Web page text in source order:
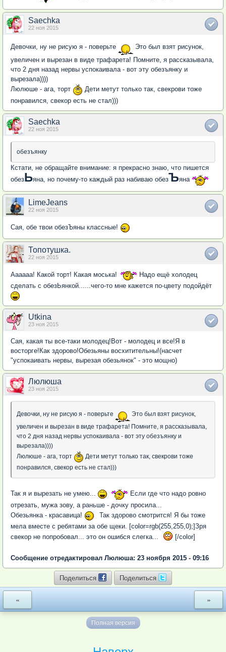
Saechka
22 ноя 2015
Девочки, ну не рисую я - поверьте
Это был взят рисунок,
увеличен и вырезан в виде трафарета! Помните, я рассказывала,
что 2 дня назад нервы успокаивала - вот эту обезъянку и
вырезала))))
Люлюше - ага, торт
Дети метут только так, свекрови тоже
понравился, свекор есть не стал)))
Saechka
22 ноя 2015
обезъянку
Кстати, не обращайте внимание: я прекрасно знаю, что пишется
обезЬяна, но почему-то каждый раз набиваю обезЪяна
LimeJeans
22 ноя 2015
Сая, обе твои обезЪяны классные!
Топотушка.
22 ноя 2015
Аааааа! Какой торт! Какая моська!
Надо ещё холодец
сделать с обезЬянкой......чего-то мне кажется по-цвету подойдёт
Utkina
23 ноя 2015
Сая, какая ты все-таки молодец!Вот - молодец и все!Я в
восторге!Как здорово!Обезьяны восхитительны!(насчет
"успокаивать нервы, вырезая обезьянок" - это мощно)
Люлюша
23 ноя 2015
Девочки, ну не рисую я - поверьте
Это был взят рисунок,
увеличен и вырезан в виде трафарета! Помните, я рассказывала,
что 2 дня назад нервы успокаивала - вот эту обезъянку и
вырезала))))
Люлюше - ага, торт
Дети метут только так, свекрови тоже
понравился, свекор есть не стал)))
Так я и вырезать не умею...
Если где что надо ровно
отрезать, мужа зову, а раньше - дочку просила...
Обезьянка - красавица!
Так здорово смотрится! Я бы тоже
мела вместе с ребятами за обе щеки. [color=rgb(255,255,0);]Зря
свекор не попробовал... это он ошибся слегка...
[/color]
Сообщение отредактировал Люлюша: 23 ноября 2015 - 09:16
Поделиться Поделиться
« »
Полная версия